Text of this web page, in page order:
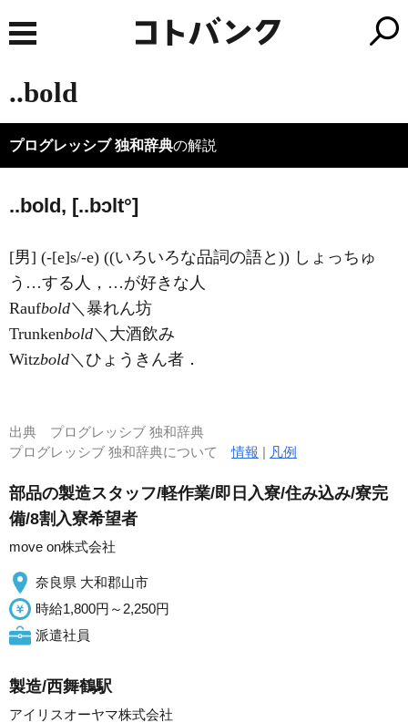
..bold
プログレッシブ 独和辞典の解説
..bold, [..bɔlt°]
[男] (-[e]s/-e) ((いろいろな品詞の語と)) しょっちゅ
う…する人，…が好きな人
Raufbold＼暴れん坊
Trunkenbold＼大酒飲み
Witzbold＼ひょうきん者．
出典 プログレッシブ 独和辞典
プログレッシブ 独和辞典について情報 | 凡例
部品の製造スタッフ/軽作業/即日入寮/住み込み/寮完
備/8割入寮希望者
move on株式会社
奈良県 大和郡山市
時給1,800円～2,250円
派遣社員
製造/西舞鶴駅
アイリスオーヤマ株式会社